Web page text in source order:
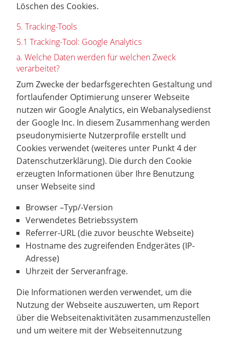
Löschen des Cookies.
5. Tracking-Tools
5.1 Tracking-Tool: Google Analytics
a. Welche Daten werden für welchen Zweck
verarbeitet?
Zum Zwecke der bedarfsgerechten Gestaltung und
fortlaufender Optimierung unserer Webseite
nutzen wir Google Analytics, ein Webanalysedienst
der Google Inc. In diesem Zusammenhang werden
pseudonymisierte Nutzerprofile erstellt und
Cookies verwendet (weiteres unter Punkt 4 der
Datenschutzerklärung). Die durch den Cookie
erzeugten Informationen über Ihre Benutzung
unser Webseite sind
Browser –Typ/-Version
Verwendetes Betriebssystem
Referrer-URL (die zuvor beuschte Webseite)
Hostname des zugreifenden Endgerätes (IP-
Adresse)
Uhrzeit der Serveranfrage.
Die Informationen werden verwendet, um die
Nutzung der Webseite auszuwerten, um Report
über die Webseitenaktivitäten zusammenzustellen
und um weitere mit der Webseitennutzung